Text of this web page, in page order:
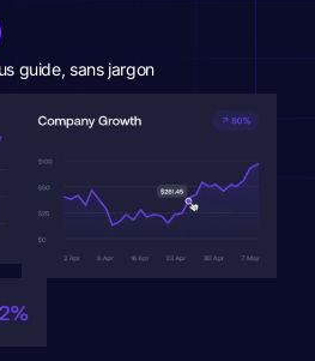
guide, sans jargon